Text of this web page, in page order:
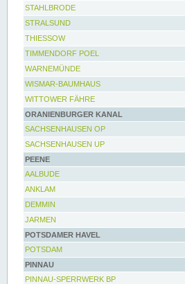
STAHLBRODE
STRALSUND
THIESSOW
TIMMENDORF POEL
WARNEMÜNDE
WISMAR-BAUMHAUS
WITTOWER FÄHRE
ORANIENBURGER KANAL
SACHSENHAUSEN OP
SACHSENHAUSEN UP
PEENE
AALBUDE
ANKLAM
DEMMIN
JARMEN
POTSDAMER HAVEL
POTSDAM
PINNAU
PINNAU-SPERRWERK BP